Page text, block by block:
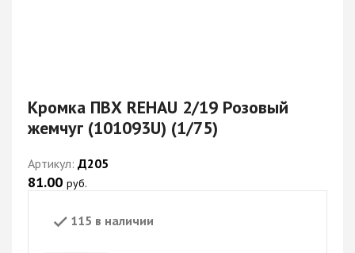
Кромка ПВХ REHAU 2/19 Розовый
жемчуг (101093U) (1/75)
Артикул: Д205
81.00 руб.
115 в наличии